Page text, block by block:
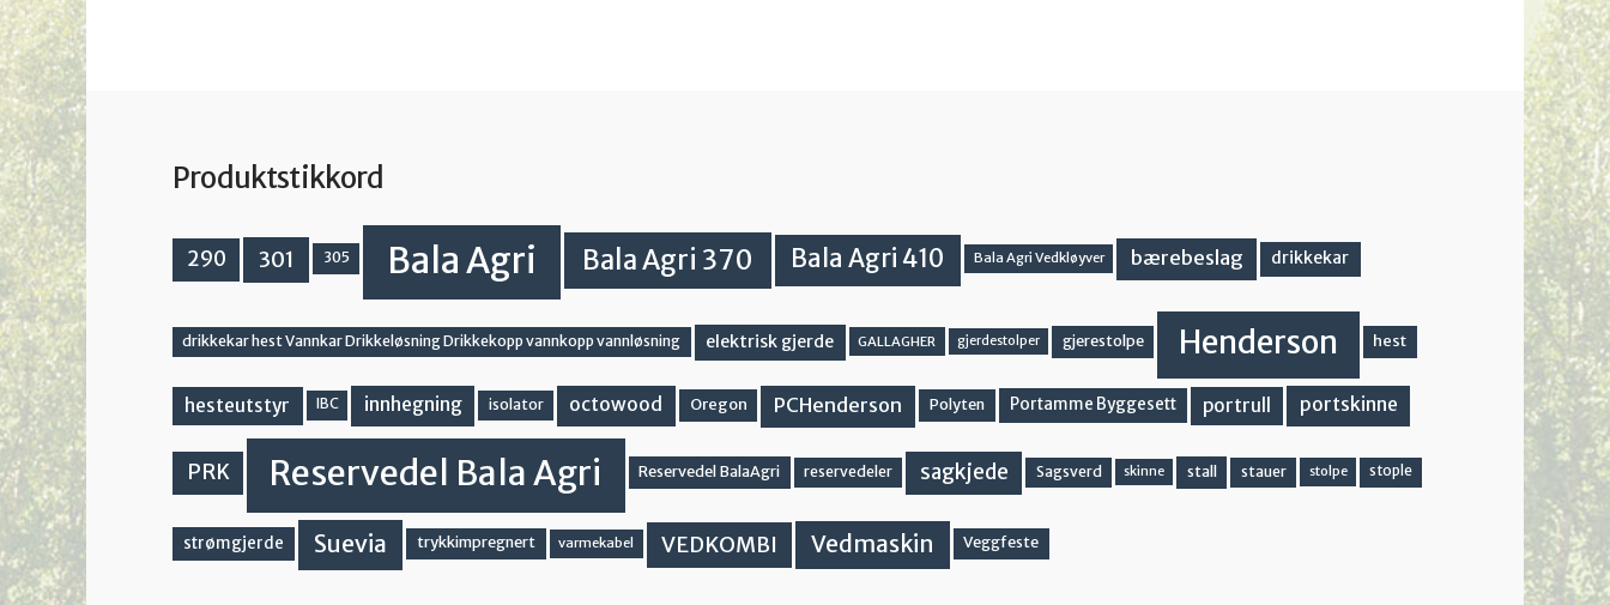
Produktstikkord
290 301 305 Bala Agri Bala Agri 370 Bala Agri 410 Bala Agri Vedkløyver bærebeslag drikkekar
drikkekar hest Vannkar Drikkeløsning Drikkekopp vannkopp vannløsning elektrisk gjerde GALLAGHER gjerdestolper gjerestolpe Henderson hest
hesteutstyr IBC innhegning isolator octowood Oregon PCHenderson Polyten Portamme Byggesett portrull portskinne
PRK Reservedel Bala Agri Reservedel BalaAgri reservedeler sagkjede Sagsverd skinne stall stauer stolpe stople
strømgjerde Suevia trykkimpregnert varmekabel VEDKOMBI Vedmaskin Veggfeste